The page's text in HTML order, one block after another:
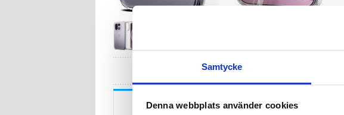
Samtycke
Denna webbplats använder cookies
Beskrivning